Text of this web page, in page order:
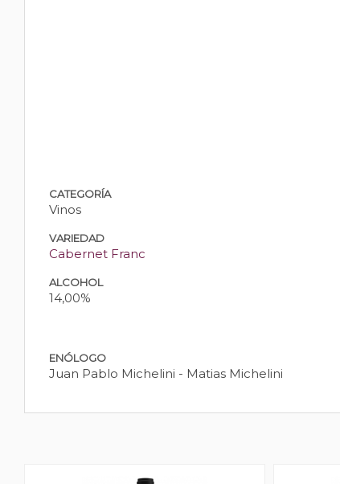
CATEGORÍA
Vinos
VARIEDAD
Cabernet Franc
ALCOHOL
14,00%
ENÓLOGO
Juan Pablo Michelini - Matias Michelini